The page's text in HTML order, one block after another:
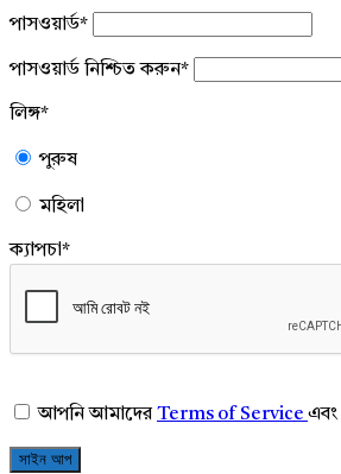
পাসওয়ার্ড*
পাসওয়ার্ড নিশ্চিত করুন*
লিঙ্গ*
পুরুষ
মহিলা
ক্যাপচা*
আপনি আমাদেরTerms of Service এবং